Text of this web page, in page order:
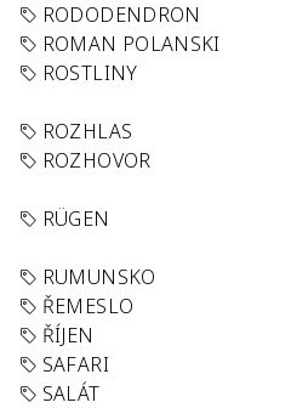
RODODENDRON
ROMAN POLANSKI
ROSTLINY
ROZHLAS
ROZHOVOR
RÜGEN
RUMUNSKO
ŘEMESLO
ŘÍJEN
SAFARI
SALÁT